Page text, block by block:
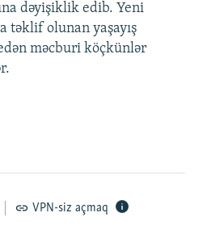
360p 480p
480p
720p
dəyişiklik edib. Yeni
təklif olunan yaşayış
məcburi köçkünlər
VPN-siz açmaq